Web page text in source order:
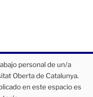
personal de un/a
Oberta de Catalunya.
en este espacio es